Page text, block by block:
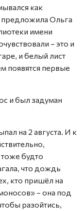
как
Ольга
имени
– это и
и белый лист
появятся первые
и был задуман
на 2 августа. И к
будто
что дождь
кто пришёл на
– она под
разойтись,